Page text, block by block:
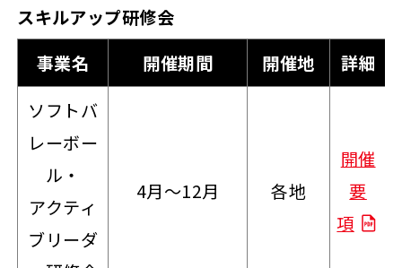
スキルアップ研修会
事業名
開催期間 開催地
詳細
ソフトバ
レーボー
ル・
アクティ
ブリーダ
4月～12月 各地
開催
要
項